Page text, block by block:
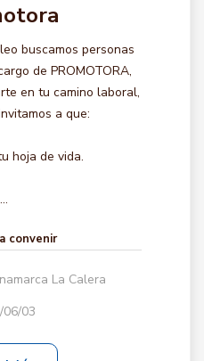
buscamos personas
de PROMOTORA,
en tu camino laboral,
a que:
hoja de vida.
...
a convenir
La Calera
06/03